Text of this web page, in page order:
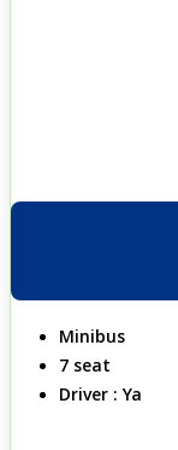
Minibus
7 seat
Driver : Ya